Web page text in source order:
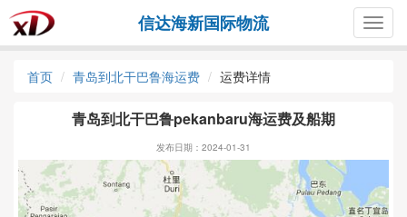
信达海新国际物流
首页 青岛到北干巴鲁海运费 运费详情
青岛到北干巴鲁pekanbaru海运费及船期
发布日期：2024-01-31